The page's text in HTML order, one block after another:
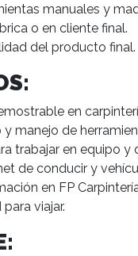
manuales y
o en cliente final.
del producto final.
en
manejo de
trabajar en equipo y
de conducir y
en FP
viajar.